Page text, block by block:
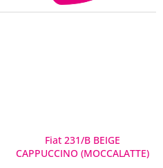
Fiat 231/B BEIGE
CAPPUCCINO (MOCCALATTE)